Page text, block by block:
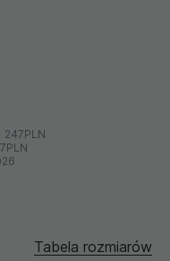
247PLN
Tabela rozmiarów